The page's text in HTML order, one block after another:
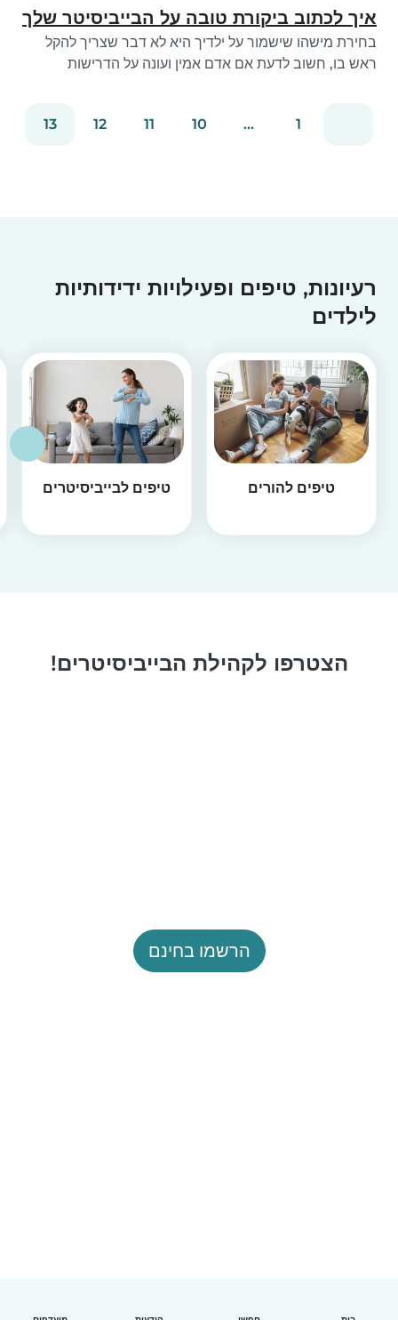
איך לכתוב ביקורת טובה על הבייביסיטר שלך
בחירת מישהו שישמור על ילדיך היא לא דבר שצריך להקל
ראש בו, חשוב לדעת אם אדם אמין ועונה על הדרישות
ששוכרות אותם. זו הסיבה מדוע במאמר זה אנו רוצים...
1
...
10
11
12
13
רעיונות, טיפים ופעילויות ידידותיות
לילדים
טיפים להורים טיפים לבייביסיטרים
הצטרפו לקהילת הבייביסיטרים!
הרשמו בחינם